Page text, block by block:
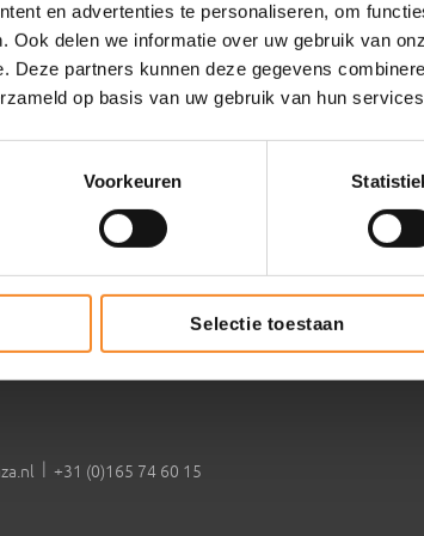
en advertenties te personaliseren, om
Ook delen we informatie over uw gebruik van
Deze partners kunnen deze gegevens
op basis van uw gebruik van hun
Voorkeuren
Selectie toestaan
evenementen
Commerciële
Coaching & groei
Gedragsprofielen
| +31 (0)165 74 60 15